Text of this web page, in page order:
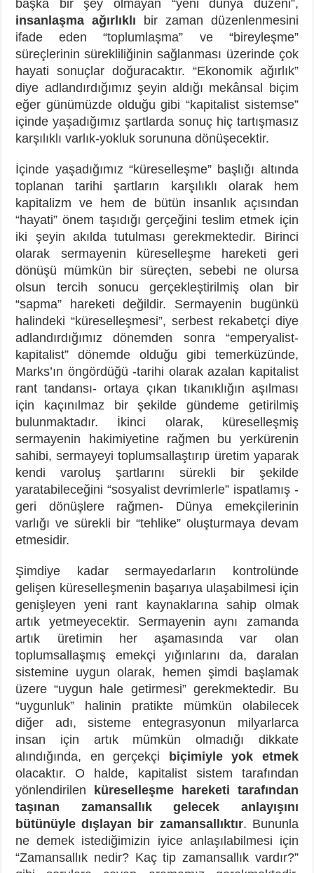
başka bir şey olmayan “yeni dünya düzeni”,
insanlaşma ağırlıklı bir zaman düzenlenmesini
ifade eden “toplumlaşma” ve “bireyleşme”
süreçlerinin sürekliliğinin sağlanması üzerinde çok
hayati sonuçlar doğuracaktır. “Ekonomik ağırlık”
diye adlandırdığımız şeyin aldığı mekânsal biçim
eğer günümüzde olduğu gibi “kapitalist sistemse”
içinde yaşadığımız şartlarda sonuç hiç tartışmasız
karşılıklı varlık-yokluk sorununa dönüşecektir.
İçinde yaşadığımız “küreselleşme” başlığı altında
toplanan tarihi şartların karşılıklı olarak hem
kapitalizm ve hem de bütün insanlık açısından
“hayati” önem taşıdığı gerçeğini teslim etmek için
iki şeyin akılda tutulması gerekmektedir. Birinci
olarak sermayenin küreselleşme hareketi geri
dönüşü mümkün bir süreçten, sebebi ne olursa
olsun tercih sonucu gerçekleştirilmiş olan bir
“sapma” hareketi değildir. Sermayenin bugünkü
halindeki “küreselleşmesi”, serbest rekabetçi diye
adlandırdığımız dönemden sonra “emperyalist-
kapitalist” dönemde olduğu gibi temerküzünde,
Marks’ın öngördüğü -tarihi olarak azalan kapitalist
rant tandansı- ortaya çıkan tıkanıklığın aşılması
için kaçınılmaz bir şekilde gündeme getirilmiş
bulunmaktadır. İkinci olarak, küreselleşmiş
sermayenin hakimiyetine rağmen bu yerkürenin
sahibi, sermayeyi toplumsallaştırıp üretim yaparak
kendi varoluş şartlarını sürekli bir şekilde
yaratabileceğini “sosyalist devrimlerle” ispatlamış -
geri dönüşlere rağmen- Dünya emekçilerinin
varlığı ve sürekli bir “tehlike” oluşturmaya devam
etmesidir.
Şimdiye kadar sermayedarların kontrolünde
gelişen küreselleşmenin başarıya ulaşabilmesi için
genişleyen yeni rant kaynaklarına sahip olmak
artık yetmeyecektir. Sermayenin aynı zamanda
artık üretimin her aşamasında var olan
toplumsallaşmış emekçi yığınlarını da, daralan
sistemine uygun olarak, hemen şimdi başlamak
üzere “uygun hale getirmesi” gerekmektedir. Bu
“uygunluk” halinin pratikte mümkün olabilecek
diğer adı, sisteme entegrasyonun milyarlarca
insan için artık mümkün olmadığı dikkate
alındığında, en gerçekçi biçimiyle yok etmek
olacaktır. O halde, kapitalist sistem tarafından
yönlendirilen küreselleşme hareketi tarafından
taşınan zamansallık gelecek anlayışını
bütünüyle dışlayan bir zamansallıktır. Bununla
ne demek istediğimizin iyice anlaşılabilmesi için
“Zamansallık nedir? Kaç tip zamansallık vardır?”